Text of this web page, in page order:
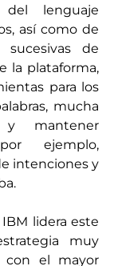
del lenguaje
así como de
de
la plataforma,
para los
mucha
y mantener
ejemplo,
intenciones y
lidera este
muy
con el mayor